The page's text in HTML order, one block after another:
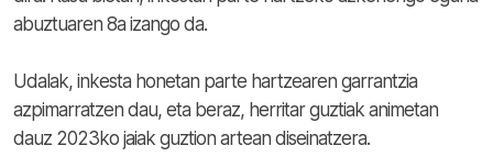
abuztuaren 8a izango da.
Udalak, inkesta honetan parte hartzearen garrantzia
azpimarratzen dau, eta beraz, herritar guztiak animetan
dauz 2023ko jaiak guztion artean diseinatzera.